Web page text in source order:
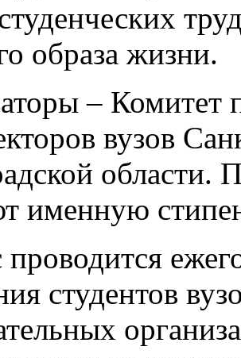
образа жизни.
– Комитет
вузов
области.
именную
студентов